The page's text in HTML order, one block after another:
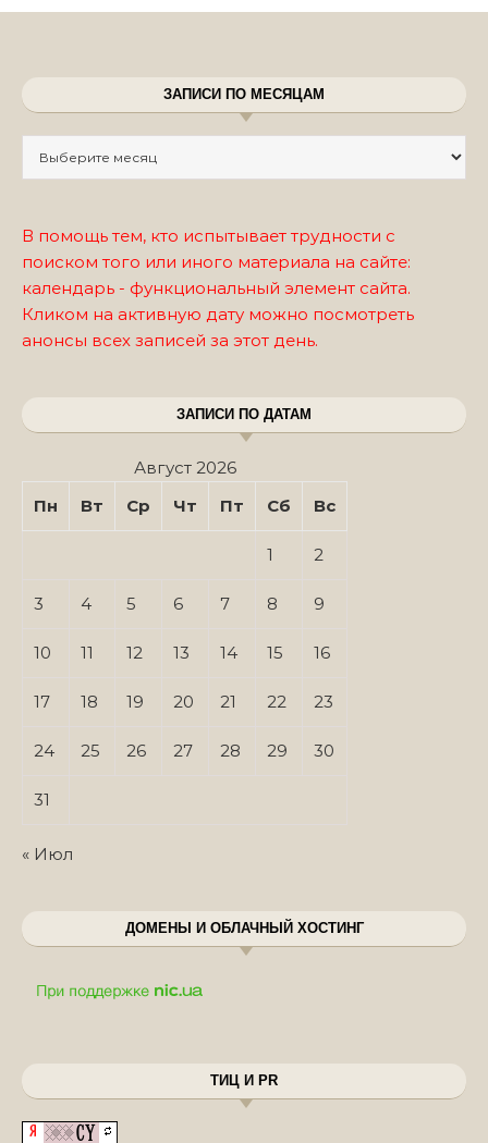
ЗАПИСИ ПО МЕСЯЦАМ
В помощь тем, кто испытывает трудности с
поиском того или иного материала на сайте:
календарь - функциональный элемент сайта.
Кликом на активную дату можно посмотреть
анонсы всех записей за этот день.
ЗАПИСИ ПО ДАТАМ
Август 2026
Пн
Вт Ср Чт Пт Сб Вс
1 2
3 4 5 6 7 8 9
10 11 12 13 14 15 16
17 18 19 20 21 22 23
24 25 26 27 28 29 30
31
« Июл
ДОМЕНЫ И ОБЛАЧНЫЙ ХОСТИНГ
ТИЦ И PR